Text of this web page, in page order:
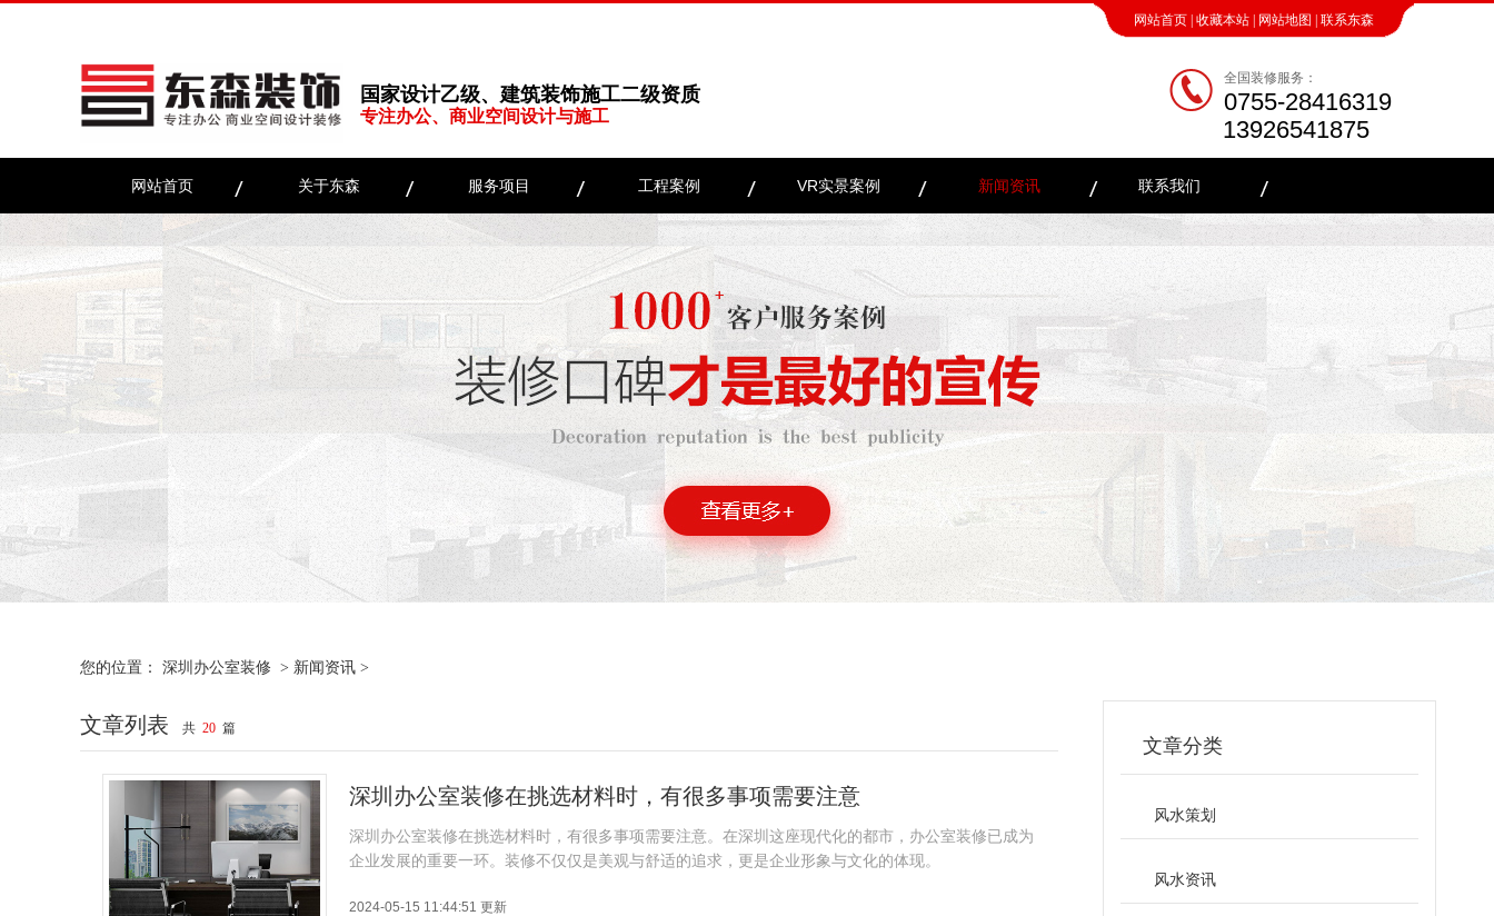
网站首页 收藏本站 网站地图 联系东森
国家设计乙级、建筑装饰施工二级资质
专注办公、商业空间设计与施工
全国装修服务：
0755-28416319
13926541875
网站首页 关于东森 服务项目 工程案例 VR实景案例 新闻资讯 联系我们
您的位置： 深圳办公室装修 > 新闻资讯 >
文章列表 共 20 篇
深圳办公室装修在挑选材料时，有很多事项需要注意
深圳办公室装修在挑选材料时，有很多事项需要注意。在深圳这座现代化的都市，办公室装修已成为
企业发展的重要一环。装修不仅仅是美观与舒适的追求，更是企业形象与文化的体现。
2024-05-15 11:44:51 更新
文章分类
风水策划
风水资讯